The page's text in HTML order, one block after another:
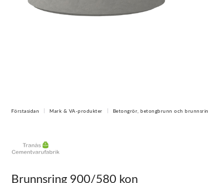
Förstasidan Mark & VA-produkter Betongrör, betongbrunn och brunnsring
Brunnsring 900/580 kon